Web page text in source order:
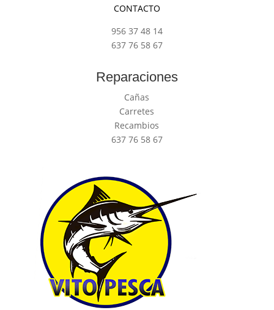
CONTACTO
956 37 48 14
637 76 58 67
Reparaciones
Cañas
Carretes
Recambios
637 76 58 67